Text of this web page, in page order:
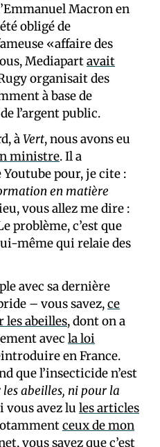
Macron en
obligé de
«affaire des
Mediapartavait
organisait des
à base de
l’argent public.
àVert, nous avons eu
ministre. Il a
pour, je cite :
en matière
vous allez me dire :
problème, c’est que
même qui relaie des
avec sa dernière
– vous savez,ce
les abeilles, dont on a
avec la loi
en France.
que l’insecticide n’est
abeilles, ni pour la
vous avez lu les articles
ceux de mon
, vous savez que c’est